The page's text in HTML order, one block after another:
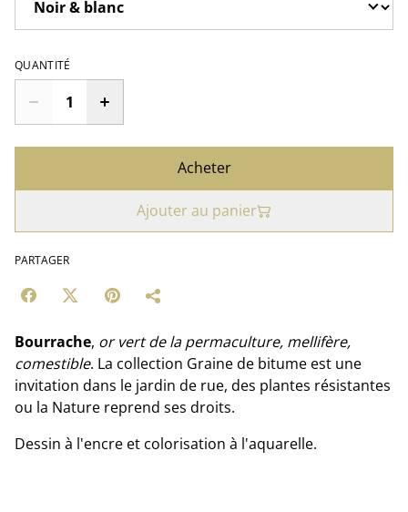
QUANTITÉ
Acheter
Ajouter au panier
PARTAGER
Bourrache, or vert de la permaculture, mellifère,
comestible. La collection Graine de bitume est une
invitation dans le jardin de rue, des plantes résistantes
ou la Nature reprend ses droits.
Dessin à l'encre et colorisation à l'aquarelle.